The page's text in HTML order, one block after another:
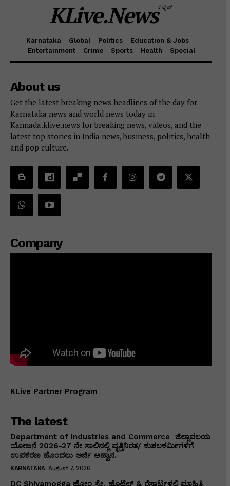
KLive.Newsಕೆಲೈವ್
Karnataka Global Politics
Education & Jobs
Entertainment
Crime Sports Health Special
About us
Get the latest breaking news headlines of the day for
Karnataka news and world news today in
Kannada.klive.news for breaking news, videos, and the
latest top stories in India news, business, politics, health
and pop culture.
Company
KLive Partner Program
The latest
Department of Industries and Commerce ಜಿಲ್ಲಾವಲಯ
ಯೋಜನೆ 2026-27 ನೇ ಸಾಲಿನಲ್ಲಿ ವೃತ್ತಿನಿರತ/ ಕುಶಲಕರ್ಮಿಗಳಿಗೆ
ಉಪಕರಣ ಹೊಂದಲು ಅರ್ಜಿ ಆಹ್ವಾನ.
KARNATAKA August 7, 2026
DC Shivamogga ಹೋಂ ಸ್ಟೇ, ಹೊಟೆಲ್ & ರೆಸಾರ್ಟ್ಗಳಲ್ಲಿ ಮಾಹಿತಿ